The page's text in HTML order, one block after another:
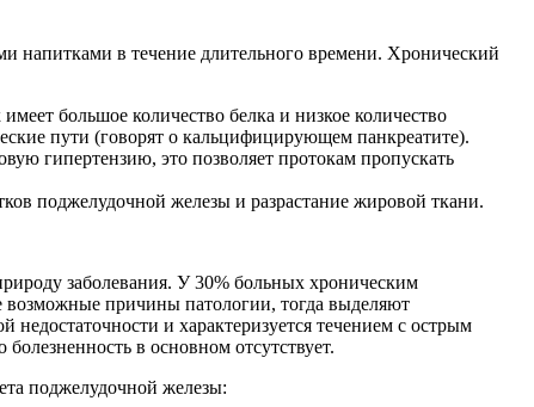
напитками в течение длительного времени. Хронический
большое количество белка и низкое количество
пути (говорят о кальцифицирующем панкреатите).
гипертензию, это позволяет протокам пропускать
поджелудочной железы и разрастание жировой ткани.
заболевания. У 30% больных хроническим
возможные причины патологии, тогда выделяют
недостаточности и характеризуется течением с острым
в основном отсутствует.
поджелудочной железы: